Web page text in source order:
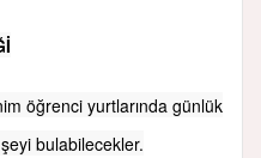
öğrenci yurtlarında günlük
bulabilecekler.